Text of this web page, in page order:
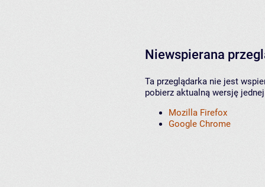
Niewspierana
Ta przeglądarka nie jest
pobierz aktualną wersję
Mozilla Firefox
Google Chrome